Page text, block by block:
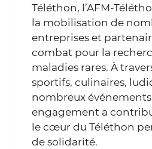
Téléthon, l’AFM-
la mobilisation de
entreprises et
combat pour la
maladies rares. À
sportifs, culinaires,
nombreux
engagement a
le cœur du Téléthon
de solidarité.